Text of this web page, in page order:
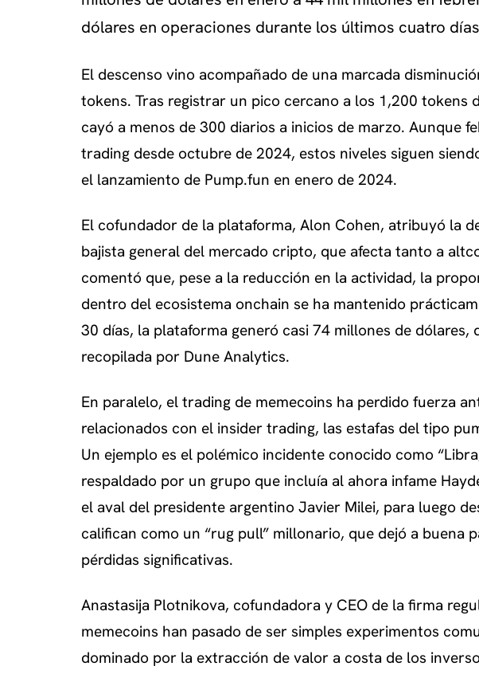
dólares en operaciones durante los últimos cuatro
El descenso vino acompañado de una marcada
tokens. Tras registrar un pico cercano a los 1,200 tokens
cayó a menos de 300 diarios a inicios de marzo. Aunque
trading desde octubre de 2024, estos niveles siguen
el lanzamiento de Pump.fun en enero de 2024.
El cofundador de la plataforma, Alon Cohen, atribuyó la
bajista general del mercado cripto, que afecta tanto a
comentó que, pese a la reducción en la actividad, la
dentro del ecosistema onchain se ha mantenido
30 días, la plataforma generó casi 74 millones de dólares,
recopilada por Dune Analytics.
En paralelo, el trading de memecoins ha perdido fuerza
relacionados con el insider trading, las estafas del tipo
Un ejemplo es el polémico incidente conocido como
respaldado por un grupo que incluía al ahora infame
el aval del presidente argentino Javier Milei, para luego
califican como un “rug pull” millonario, que dejó a buena
pérdidas significativas.
Anastasija Plotnikova, cofundadora y CEO de la firma
memecoins han pasado de ser simples experimentos
dominado por la extracción de valor a costa de los